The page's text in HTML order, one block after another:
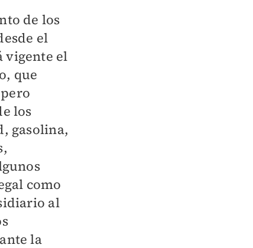
de los
el
vigente el
que
los
gasolina,
como
al
la